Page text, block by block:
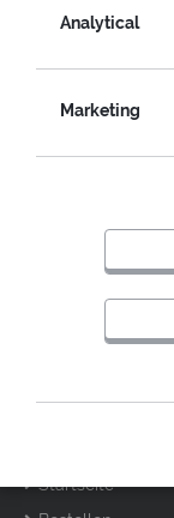
WARUM IST
FÜR
Startseite
Analytical
Marketing